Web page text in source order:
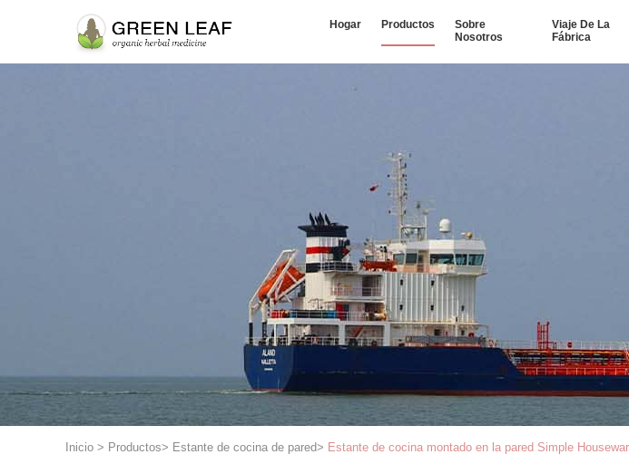
Hogar Productos
Sobre
Nosotros
Viaje De La
Fábrica
Inicio > Productos> Estante de cocina de pared> Estante de cocina montado en la pared Simple